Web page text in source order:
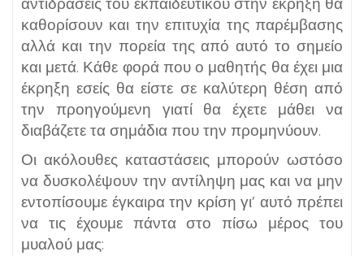
καθορίσουν και την επιτυχία της παρέμβασης
αλλά και την πορεία της από αυτό το σημείο
και μετά. Κάθε φορά που ο μαθητής θα έχει μια
έκρηξη εσείς θα είστε σε καλύτερη θέση από
την προηγούμενη γιατί θα έχετε μάθει να
διαβάζετε τα σημάδια που την προμηνύουν.
Οι ακόλουθες καταστάσεις μπορούν ωστόσο
να δυσκολέψουν την αντίληψη μας και να μην
εντοπίσουμε έγκαιρα την κρίση γι’ αυτό πρέπει
να τις έχουμε πάντα στο πίσω μέρος του
μυαλού μας: